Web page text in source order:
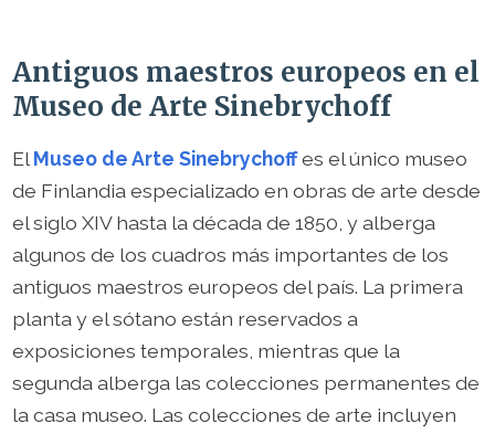
Antiguos maestros europeos en el
Museo de Arte Sinebrychoff
ElMuseo de Arte Sinebrychoffes el único museo
de Finlandia especializado en obras de arte desde
el siglo XIV hasta la década de 1850, y alberga
algunos de los cuadros más importantes de los
antiguos maestros europeos del país. La primera
planta y el sótano están reservados a
exposiciones temporales, mientras que la
segunda alberga las colecciones permanentes de
la casa museo. Las colecciones de arte incluyen